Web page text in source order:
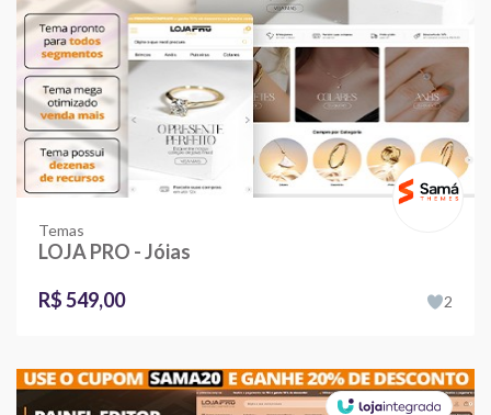
Temas
LOJA PRO - Jóias
R$ 549,00
2